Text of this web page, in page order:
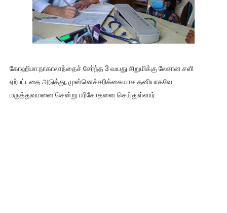
கோஹிமா:நாகாலாந்தைச் சேர்ந்த 3 வயது சிறுமிக்கு லேசான சளி
ஏற்பட்டதை அடுத்து, முன்னெச்சரிக்கையாக தனியாகவே
மருத்துவமனை சென்று பரிசோதனை செய்துள்ளார்.